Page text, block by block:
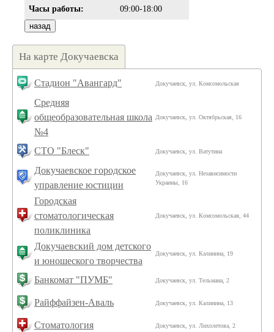
Часы работы: 09:00-18:00
На карте Докучаевска
Стадион "Авангард" Докучаевск, ул. Комсомольская
Средняя
общеобразовательная школа
№4
Докучаевск, ул. Октябрьская, 16
СТО "Блеск" Докучаевск, ул. Ватутина
Докучаевское городское
управление юстиции
Докучаевск, ул. Независимости
Украины, 16
Городская
стоматологическая
поликлиника
Докучаевск, ул. Комсомольская, 44
Докучаевский дом детского
и юношеского творчества
Докучаевск, ул. Калинина, 19
Банкомат "ПУМБ" Докучаевск, ул. Тельмана, 2
Райффайзен-Аваль Докучаевск, ул. Калинина, 13
Стоматология Докучаевск, ул. Лихолетова, 2